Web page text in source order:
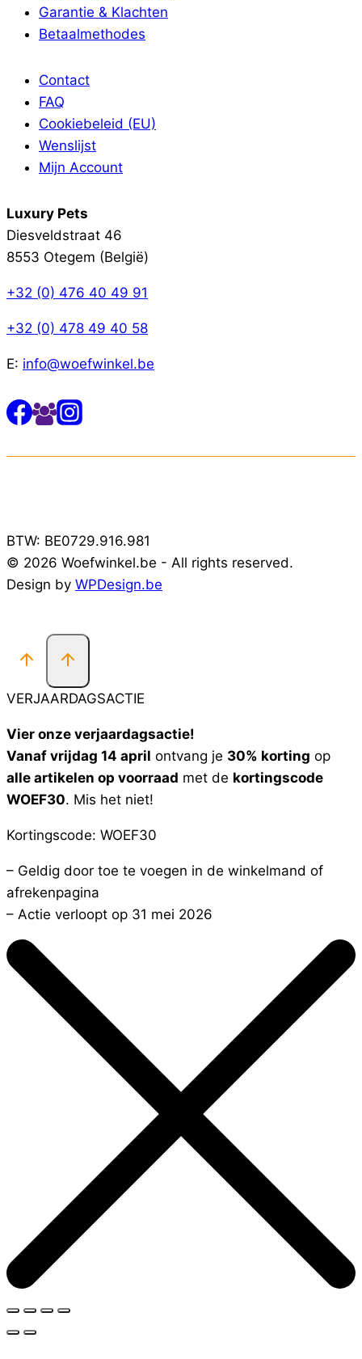
Garantie & Klachten
Betaalmethodes
Contact
FAQ
Cookiebeleid (EU)
Wenslijst
Mijn Account
Luxury Pets
Diesveldstraat 46
8553 Otegem (België)
+32 (0) 476 40 49 91
+32 (0) 478 49 40 58
E: info@woefwinkel.be
BTW: BE0729.916.981
© 2026 Woefwinkel.be - All rights reserved.
Design by WPDesign.be
VERJAARDAGSACTIE
Vier onze verjaardagsactie!
Vanaf vrijdag 14 april ontvang je 30% korting op
alle artikelen op voorraad met de kortingscode
WOEF30. Mis het niet!
Kortingscode: WOEF30
– Geldig door toe te voegen in de winkelmand of
afrekenpagina
– Actie verloopt op 31 mei 2026